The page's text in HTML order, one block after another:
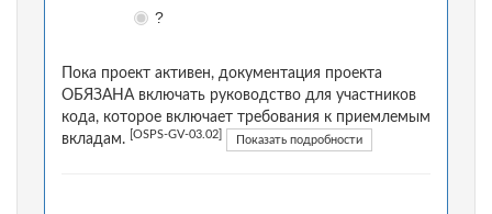
?
Пока проект активен, документация проекта
ОБЯЗАНА включать руководство для участников
кода, которое включает требования к приемлемым
вкладам.
[OSPS-GV-03.02] Показать подробности